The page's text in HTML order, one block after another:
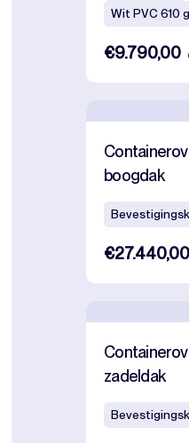
Wit PVC 610
€9.790,00
boogdak
€27.440,00
zadeldak